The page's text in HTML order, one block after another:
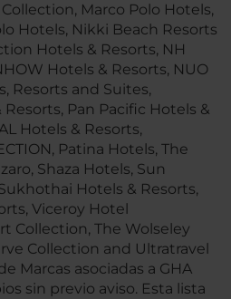
Marco Polo Hotels,
Hotels, Nikki Beach Resorts
Hotels & Resorts, NH
Hotels & Resorts, NUO
Resorts and Suites,
Pan Pacific Hotels &
Hotels & Resorts,
Patina Hotels, The
Shaza Hotels, Sun
Hotels & Resorts,
Viceroy Hotel
Collection, The Wolseley
Collection and Ultratravel
Marcas asociadas a GHA
sin previo aviso. Esta lista